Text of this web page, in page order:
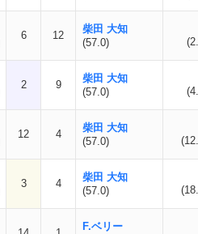
6 12
柴田 大知
(57.0)
2 9
柴田 大知
(57.0)
12 4
柴田 大知
(57.0)
3 4
柴田 大知
(57.0)
F.ベリー